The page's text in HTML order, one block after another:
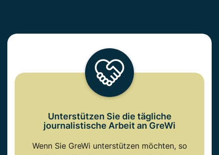
Unterstützen Sie die tägliche
journalistische Arbeit an GreWi
Wenn Sie GreWi unterstützen möchten, so